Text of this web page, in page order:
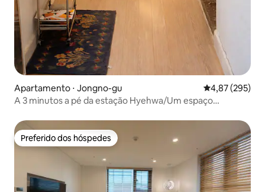
Apartamento ⋅ Jongno-gu 4,87 de uma
4,87 (295)
A 3 minutos a pé da estação Hyehwa/Um espaço
Preferido dos hóspedes
Preferido dos hóspedes